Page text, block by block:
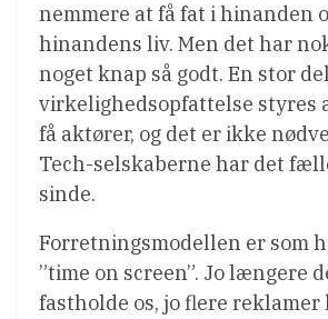
nemmere at få fat i hinanden
hinandens liv. Men det har
noget knap så godt. En stor
virkelighedsopfattelse styres
få aktører, og det er ikke
Tech-selskaberne har det
sinde.
Forretningsmodellen er som
”time on screen”. Jo længere
fastholde os, jo flere reklamer